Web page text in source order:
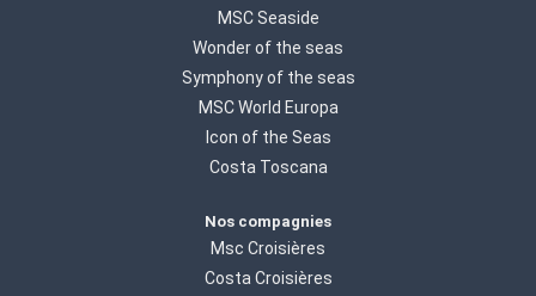
MSC Seaside
Wonder of the seas
Symphony of the seas
MSC World Europa
Icon of the Seas
Costa Toscana
Nos compagnies
Msc Croisières
Costa Croisières